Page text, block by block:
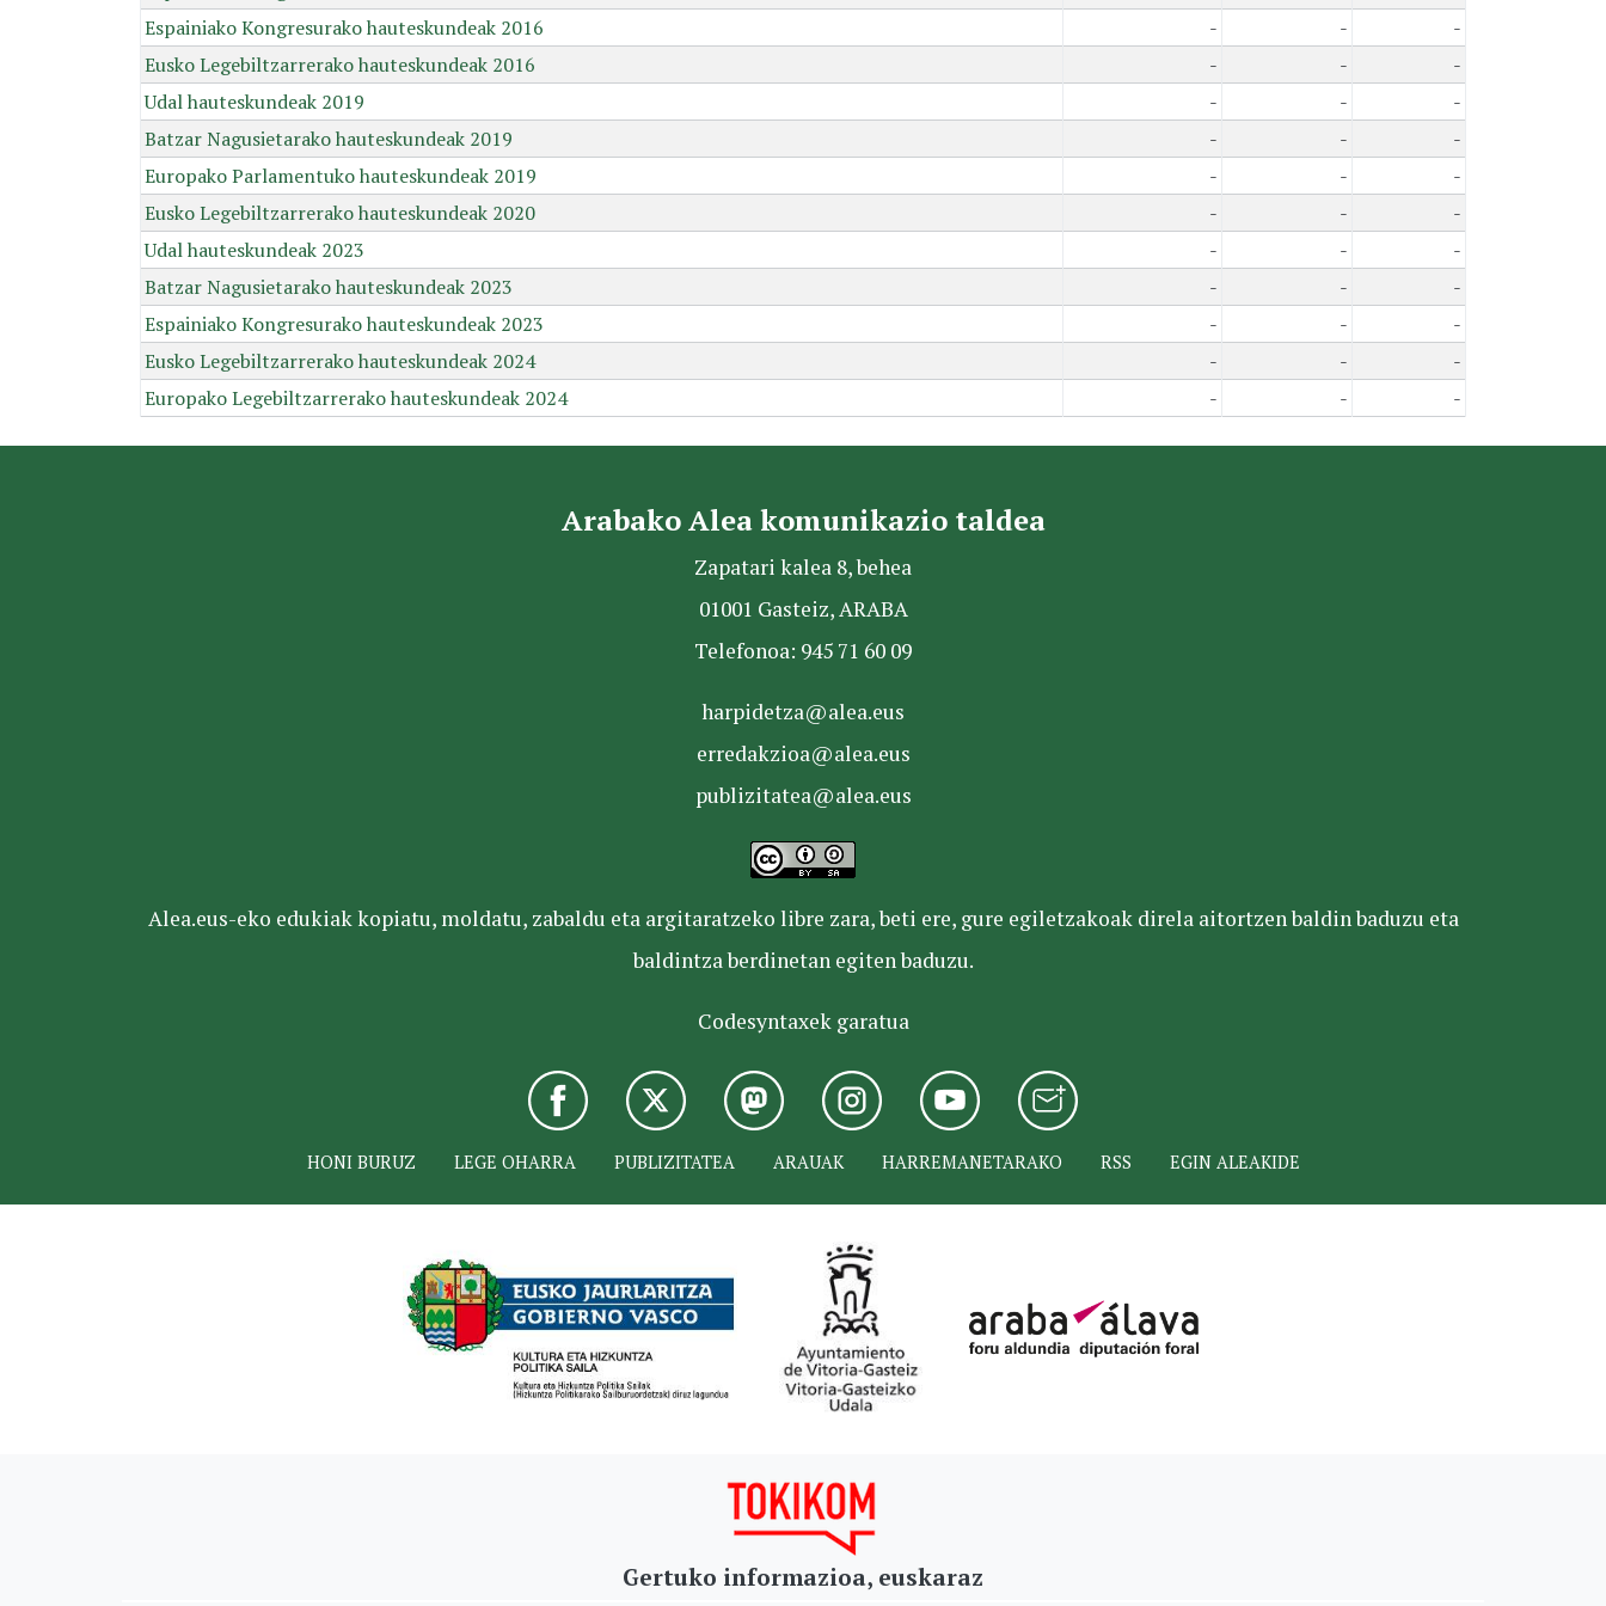
Espainiako Kongresurako hauteskundeak 2016
- -
-
Eusko Legebiltzarrerako hauteskundeak 2016
- -
-
Udal hauteskundeak 2019
- -
-
Batzar Nagusietarako hauteskundeak 2019
- -
-
Europako Parlamentuko hauteskundeak 2019
- -
-
Eusko Legebiltzarrerako hauteskundeak 2020
- -
-
Udal hauteskundeak 2023
- -
-
Batzar Nagusietarako hauteskundeak 2023
- -
-
Espainiako Kongresurako hauteskundeak 2023
- -
-
Eusko Legebiltzarrerako hauteskundeak 2024
- -
-
Europako Legebiltzarrerako hauteskundeak 2024
- - -
Arabako Alea komunikazio taldea
Zapatari kalea 8, behea
01001 Gasteiz, ARABA
Telefonoa: 945 71 60 09
harpidetza@alea.eus
erredakzioa@alea.eus
publizitatea@alea.eus
Alea.eus-eko edukiak kopiatu, moldatu, zabaldu eta argitaratzeko libre zara, beti ere, gure egiletzakoak direla aitortzen baldin baduzu eta
baldintza berdinetan egiten baduzu.
Codesyntaxek garatua
HONI BURUZ LEGE OHARRA PUBLIZITATEA ARAUAK HARREMANETARAKO RSS EGIN ALEAKIDE
Gertuko informazioa, euskaraz